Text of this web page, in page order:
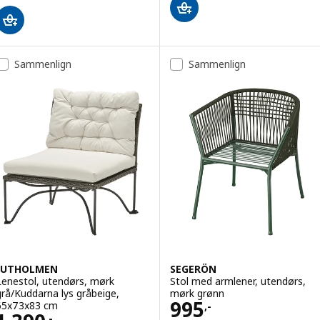
Sammenlign
utendørs, mørk
Kuddarna lys gråbeige,
cm
Sammenlign
SEGERÖN
Stol med armlener, utendørs,
mørk grønn
995,-
Pris 995,-